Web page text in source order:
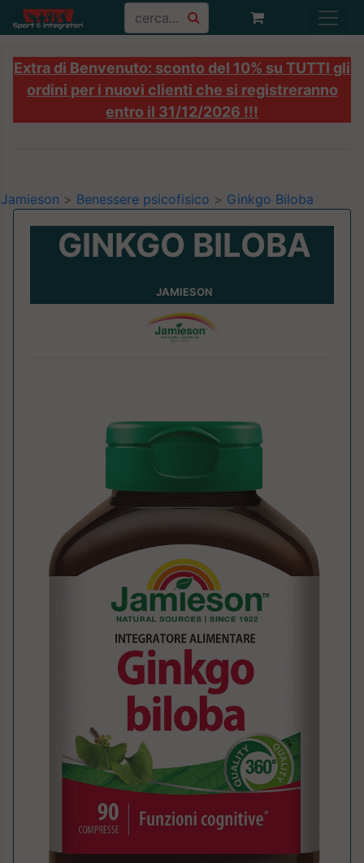
Extra di Benvenuto: sconto del 10% su TUTTI gli
ordini per i nuovi clienti che si registreranno
entro il 31/12/2026 !!!
Jamieson > Benessere psicofisico > Ginkgo Biloba
GINKGO BILOBA
JAMIESON